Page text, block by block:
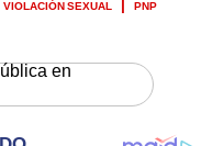
VIOLACIÓN SEXUAL
PNP
en